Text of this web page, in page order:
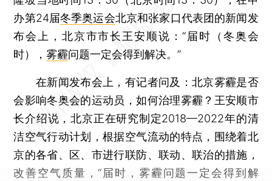
办第24届冬季奥运会北京和张家口代表团的新闻发
布会上，北京市市长王安顺说：“届时（冬奥会
时），雾霾问题一定会得到解决。”
在新闻发布会上，有记者问及：北京雾霾是否
会影响冬奥会的运动员，如何治理雾霾？王安顺市
长介绍说，北京正在研究制定2018—2022年的清
洁空气行动计划，根据空气流动的特点，围绕着北
京的各省、区、市进行联防、联动、联治的措施，
改善空气质量，“届时，雾霾问题一定会得到解